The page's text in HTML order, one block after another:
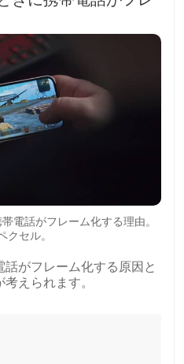
電話がフレーム化する理由。
クセル。
がフレーム化する原因と
えられます。